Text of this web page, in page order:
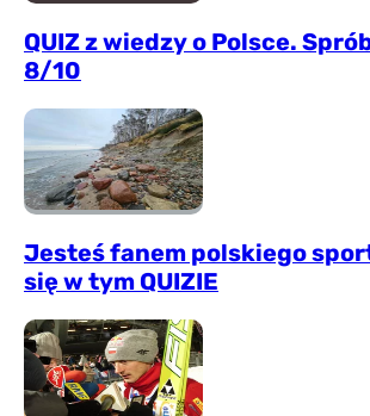
QUIZ z wiedzy o Polsce.
8/10
Jesteś fanem polskiego
się w tym QUIZIE